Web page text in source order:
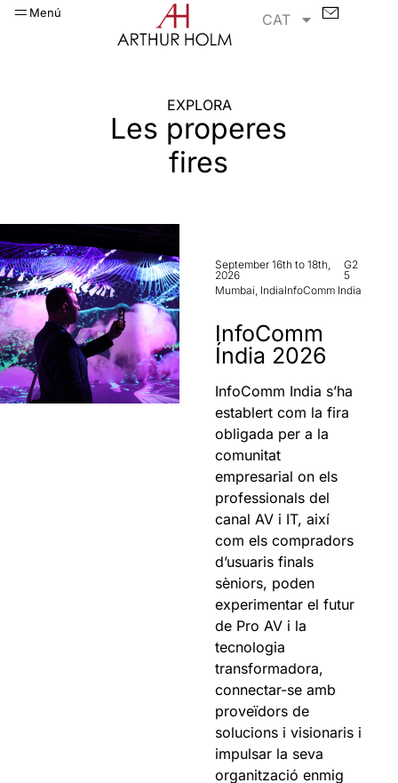
Menú CAT
EXPLORA
Les properes
fires
September 16th to 18th,
2026
G2
5
Mumbai, IndiaInfoComm India
InfoComm
Índia 2026
InfoComm India s’ha
establert com la fira
obligada per a la
comunitat
empresarial on els
professionals del
canal AV i IT, així
com els compradors
d’usuaris finals
sèniors, poden
experimentar el futur
de Pro AV i la
tecnologia
transformadora,
connectar-se amb
proveïdors de
solucions i visionaris i
impulsar la seva
organització enmig